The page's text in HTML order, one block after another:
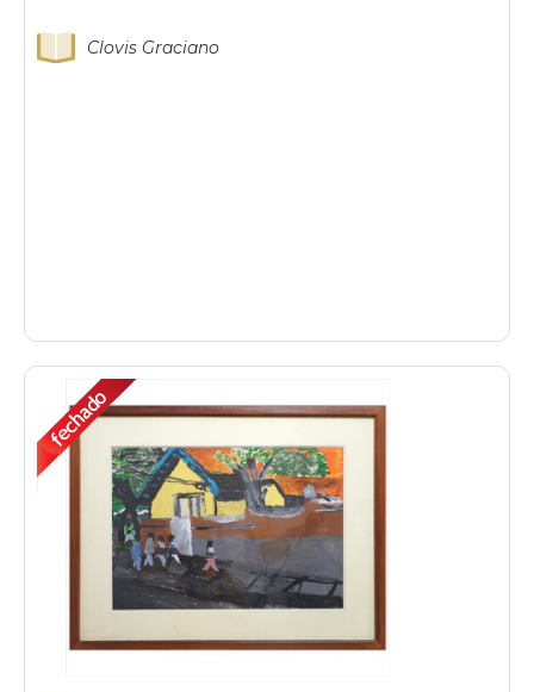
Clovis Graciano